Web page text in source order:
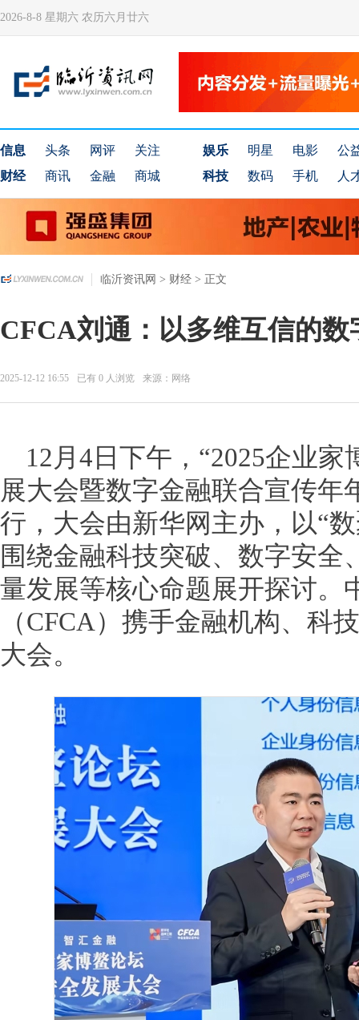
2026-8-8 星期六 农历六月廿六
信息 头条 网评
关注
财经
商讯 金融 商城
娱乐 明星 电影
公
科技
数码 手机 人
临沂资讯网 > 财经 > 正文
CFCA刘通：以多维互信的
2025-12-12 16:55 已有 0 人浏览 来源：网络
12月4日下午，“2025企业
展大会暨数字金融联合宣传年
行，大会由新华网主办，以“
围绕金融科技突破、数字安全
量发展等核心命题展开探讨。
（CFCA）携手金融机构、科
大会。